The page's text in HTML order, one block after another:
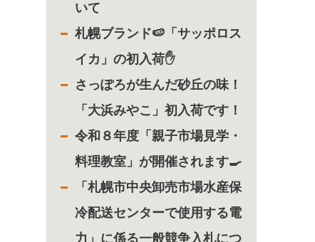
いて
札幌ブランド🍉「サッポロス
イカ」の初入荷✋
さっぽろが生んだ砂丘の味！
「大浜みやこ」初入荷です！
令和８年度「親子市場見学・
料理教室」が開催されます🍳
「札幌市中央卸売市場水産保
冷配送センターで使用する電
力」に係る一般競争入札につ